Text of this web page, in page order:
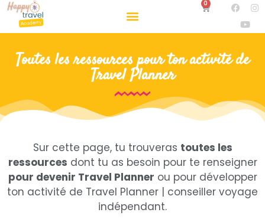
0
Toutes les ressources pour ton activité de
Travel Planner
Sur cette page, tu trouveras toutes les
ressources dont tu as besoin pour te renseigner
pour devenir Travel Planner ou pour développer
ton activité de Travel Planner | conseiller voyage
indépendant.